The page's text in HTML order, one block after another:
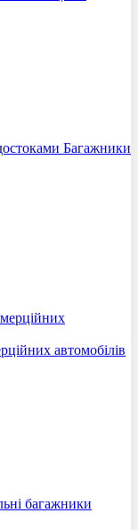
Багажники
автомобілів
багажники